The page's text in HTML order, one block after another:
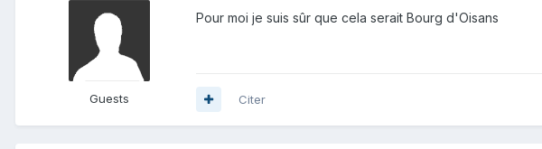
Guests
Pour moi je suis sûr que cela serait Bourg d'Oisans
Citer